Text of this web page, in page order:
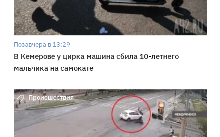
Позавчера в 13:29
В Кемерове у цирка машина сбила 10-летнего
мальчика на самокате
Происшествия